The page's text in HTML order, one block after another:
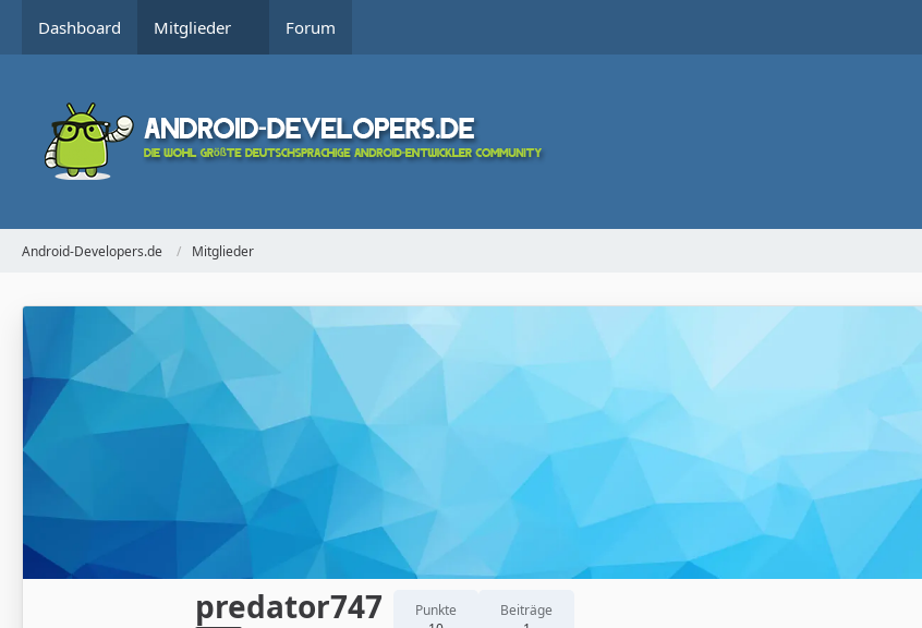
Dashboard Mitglieder Forum
Android-Developers.de Mitglieder
predator747
Punkte
Beiträge